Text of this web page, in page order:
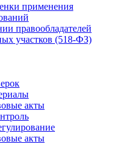
применения
правообладателей
участков (518-ФЗ)
акты
акты